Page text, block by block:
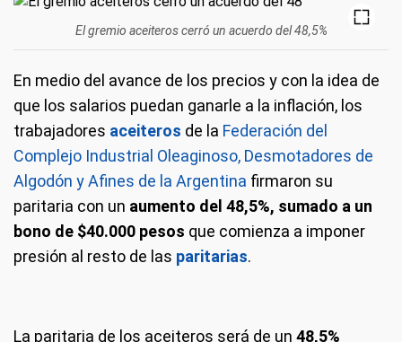
El gremio aceiteros cerró un acuerdo del 48,5%
En medio del avance de los precios y con la idea de
que los salarios puedan ganarle a la inflación, los
trabajadores aceiteros de la Federación del
Complejo Industrial Oleaginoso, Desmotadores de
Algodón y Afines de la Argentina firmaron su
paritaria con un aumento del 48,5%, sumado a un
bono de $40.000 pesos que comienza a imponer
presión al resto de las paritarias.
La paritaria de los aceiteros será de un 48,5%